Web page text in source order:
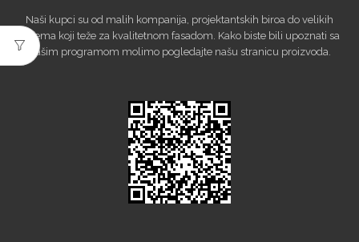
Naši kupci su od malih kompanija, projektantskih biroa do velikih
sistema koji teže za kvalitetnom fasadom. Kako biste bili upoznati sa
našim programom molimo pogledajte našu stranicu proizvoda.